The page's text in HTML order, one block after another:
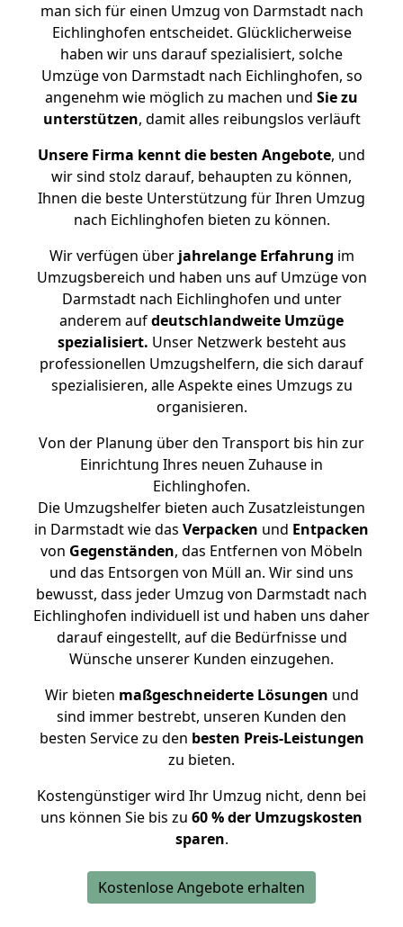
man sich für einen Umzug von Darmstadt nach
Eichlinghofen entscheidet. Glücklicherweise
haben wir uns darauf spezialisiert, solche
Umzüge von Darmstadt nach Eichlinghofen, so
angenehm wie möglich zu machen und Sie zu
unterstützen, damit alles reibungslos verläuft
Unsere Firma kennt die besten Angebote, und
wir sind stolz darauf, behaupten zu können,
Ihnen die beste Unterstützung für Ihren Umzug
nach Eichlinghofen bieten zu können.
Wir verfügen überjahrelange Erfahrung im
Umzugsbereich und haben uns auf Umzüge von
Darmstadt nach Eichlinghofen und unter
anderem aufdeutschlandweite Umzüge
spezialisiert. Unser Netzwerk besteht aus
professionellen Umzugshelfern, die sich darauf
spezialisieren, alle Aspekte eines Umzugs zu
organisieren.
Von der Planung über den Transport bis hin zur
Einrichtung Ihres neuen Zuhause in
Eichlinghofen.
Die Umzugshelfer bieten auch Zusatzleistungen
in Darmstadt wie das Verpacken und Entpacken
von Gegenständen, das Entfernen von Möbeln
und das Entsorgen von Müll an. Wir sind uns
bewusst, dass jeder Umzug von Darmstadt nach
Eichlinghofen individuell ist und haben uns daher
darauf eingestellt, auf die Bedürfnisse und
Wünsche unserer Kunden einzugehen.
Wir bieten maßgeschneiderte Lösungen und
sind immer bestrebt, unseren Kunden den
besten Service zu den besten Preis-Leistungen
zu bieten.
Kostengünstiger wird Ihr Umzug nicht, denn bei
uns können Sie bis zu 60 % der Umzugskosten
sparen.
Kostenlose Angebote erhalten